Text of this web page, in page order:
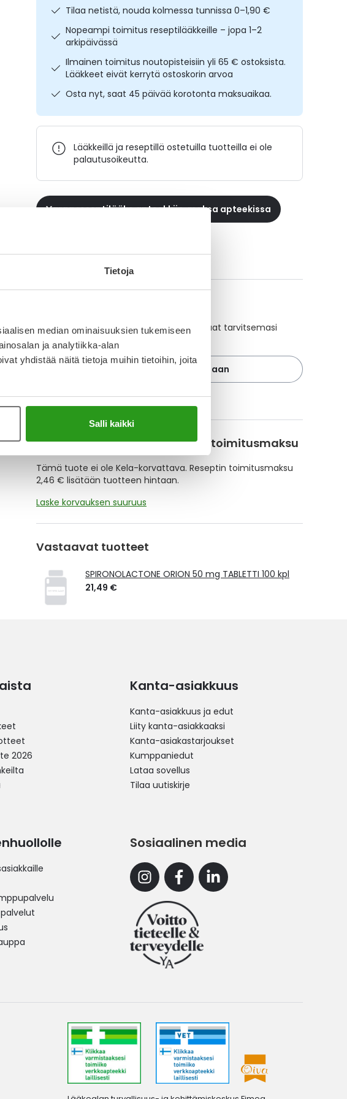
Tietoja
median ominaisuuksien tukemiseen
ja analytiikka-alan
yhdistää näitä tietoja muihin tietoihin, joita
Salli kaikki
Tilaa netistä, nouda kolmessa tunnissa 0–1,90 €
Nopeampi toimitus reseptilääkkeille – jopa 1–2
arkipäivässä
Ilmainen toimitus noutopisteisiin yli 65 € ostoksista.
Lääkkeet eivät kerrytä ostoskorin arvoa
Osta nyt, saat 45 päivää korotonta maksuaikaa.
Lääkkeillä ja reseptillä ostetuilla tuotteilla ei ole
palautusoikeutta.
Varaa reseptilääke apteekkiin, maksa apteekissa
Katso kaikki SPIRIX-tuotteet
Muistuttajan avulla pidät huolen, että tilaat tarvitsemasi
tuotteet ajoissa, eivätkä ne lopu kesken.
Lisää tuote muistuttajaan
Lue lisää muistuttajasta
Kela-korvattavuus ja reseptin toimitusmaksu
Tämä tuote ei ole Kela-korvattava. Reseptin toimitusmaksu
2,46 € lisätään tuotteen hintaan.
Laske korvauksen suuruus
Vastaavat tuotteet
SPIRONOLACTONE ORION 50 mg TABLETTI 100 kpl
21,49 €
2026
Kanta-asiakkuus
Kanta-asiakkuus ja edut
Liity kanta-asiakkaaksi
Kanta-asiakastarjoukset
Kumppaniedut
Lataa sovellus
Tilaa uutiskirje
Sosiaalinen media
InstagramFacebookLinkedin